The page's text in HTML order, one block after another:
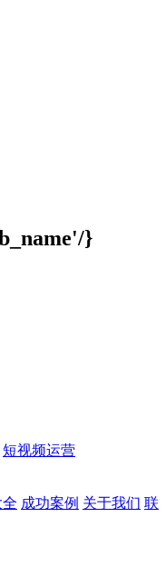
短视频运营
成功案例 关于我们 联